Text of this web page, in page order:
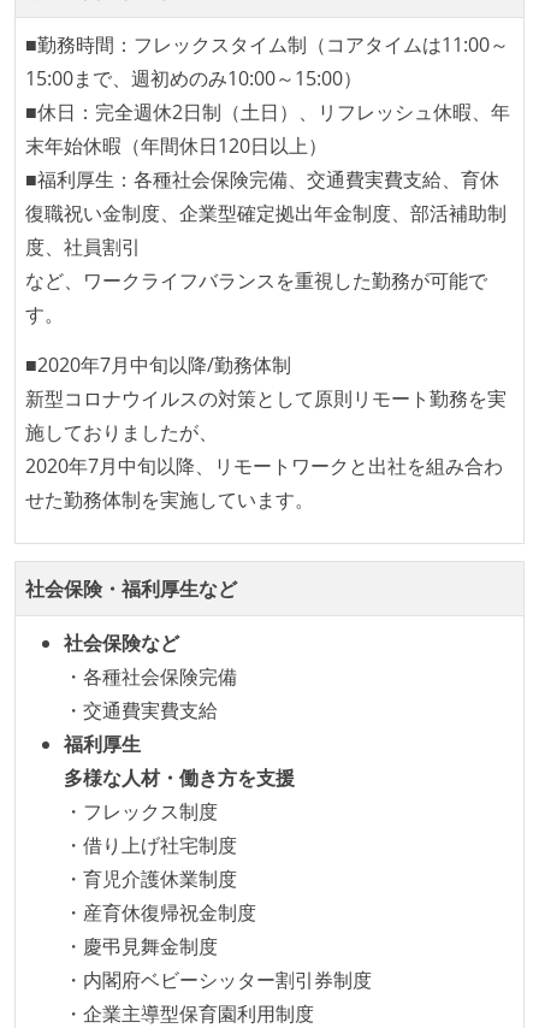
本番にデプロイされるコードには、全てコードレビュ
ーまたはペアプログラミングを実施している
「リファクタリングは随時行われるべき」という価値
観をメンバー全員が共有しており、日常的に実施して
いる
何らかのコーディング規約をチーム全体で遵守するよ
うにしている
提出されたコードには自動的にリグレッションテスト
認できるようにしている
テストの実施度
ほとんどのプロダクトコードに単体テストを記述、実
施している
ほとんどの機能に受け入れテストを記述、実施してい
る
機能の実装と同時にテストコードを記述している
想定される複数環境での品質チェックを義務づけてい
アジャイル実践状況
1ヶ月以下の短い期間でのイテレーション開発を実践
している
デイリーでスタンドアップミーティング、またはそれ
に準じるチーム内の打ち合わせを行っている
イテレーションの最後などに、定期的にチームでふり
かえりミーティングを行っている
タスク見積もりの単位には絶対量（人日など）ではな
く相対ポイントを用い、極力複数人の意見を調整する
■勤務時間：フレックスタイム制（コアタイムは11:00～
15:00まで、週初めのみ10:00～15:00）
■休日：完全週休2日制（土日）、リフレッシュ休暇、年
末年始休暇（年間休日120日以上）
■福利厚生：各種社会保険完備、交通費実費支給、育休
復職祝い金制度、企業型確定拠出年金制度、部活補助制
度、社員割引
など、ワークライフバランスを重視した勤務が可能で
す。
■2020年7月中旬以降/勤務体制
新型コロナウイルスの対策として原則リモート勤務を実
施しておりましたが、
2020年7月中旬以降、リモートワークと出社を組み合わ
せた勤務体制を実施しています。
社会保険・福利厚生など
社会保険など
・各種社会保険完備
・交通費実費支給
福利厚生
多様な人材・働き方を支援
・フレックス制度
・借り上げ社宅制度
・育児介護休業制度
・産育休復帰祝金制度
・慶弔見舞金制度
・内閣府ベビーシッター割引券制度
・企業主導型保育園利用制度